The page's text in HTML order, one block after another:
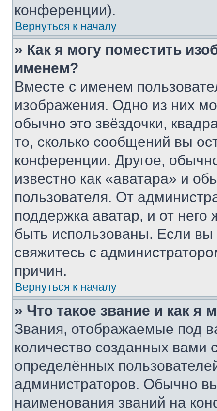
конференции).
Вернуться к началу
» Как я могу поместить
именем?
Вместе с именем
изображения. Одно из них
обычно это звёздочки,
то, сколько сообщений вы
конференции. Другое,
известно как «аватара» и
пользователя. От
поддержка аватар, и от него
быть использованы. Если
свяжитесь с
причин.
Вернуться к началу
» Что такое звание и как я
Звания, отображаемые под
количество созданных
определённых
администраторов. Обычно
наименования званий на